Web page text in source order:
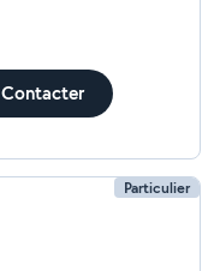
Contacter
Particulier